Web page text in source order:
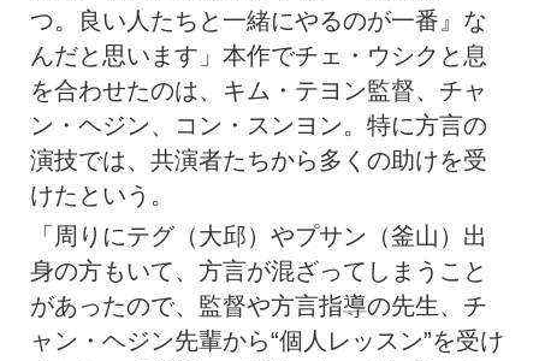
つ。良い人たちと一緒にやるのが一番』な
んだと思います」本作でチェ・ウシクと息
を合わせたのは、キム・テヨン監督、チャ
ン・ヘジン、コン・スンヨン。特に方言の
演技では、共演者たちから多くの助けを受
けたという。
「周りにテグ（大邱）やプサン（釜山）出
身の方もいて、方言が混ざってしまうこと
があったので、監督や方言指導の先生、チ
ャン・ヘジン先輩から“個人レッスン”を受け